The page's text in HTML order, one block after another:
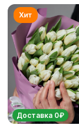
Доставка 0₽